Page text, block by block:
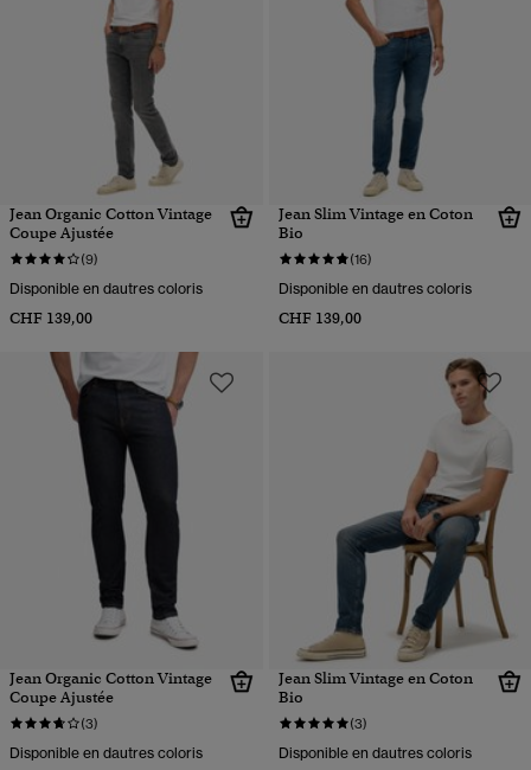
Jean Organic Cotton Vintage
Coupe Ajustée
(9)
Disponible en dautres coloris
CHF 139,00
Jean Slim Vintage en Coton
Bio
(16)
Disponible en dautres coloris
CHF 139,00
Jean Organic Cotton Vintage
Coupe Ajustée
(3)
Disponible en dautres coloris
Jean Slim Vintage en Coton
Bio
(3)
Disponible en dautres coloris